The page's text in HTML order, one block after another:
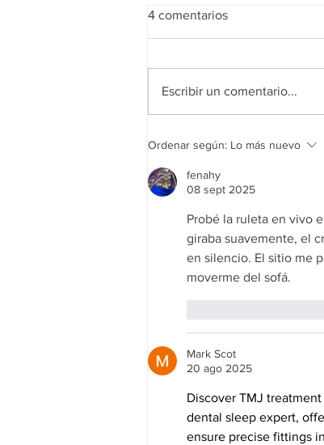
Encuentro Nacional
2019
4 comentarios
Escribir un comentario...
Ordenar según: Lo más nuevo
fenahy
08 sept 2025
Probé la ruleta en vivo
giraba suavemente, el
en silencio. El sitio me
moverme del sofá.
Mark Scot
20 ago 2025
Discover TMJ treatment
dental sleep expert,
ensure precise fittings